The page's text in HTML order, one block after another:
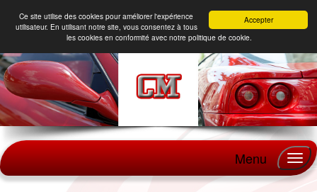
Accepter
Ce site utilise des cookies pour améliorer l'expérience
utilisateur. En utilisant notre site, vous consentez à tous
les cookies en conformité avec notre politique de cookie.
Menu